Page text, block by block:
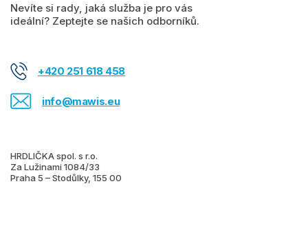
Nevíte si rady, jaká služba je pro vás
ideální? Zeptejte se našich odborníků.
+420 251 618 458
info@mawis.eu
HRDLIČKA spol. s r.o.
Za Lužinami 1084/33
Praha 5 – Stodůlky, 155 00